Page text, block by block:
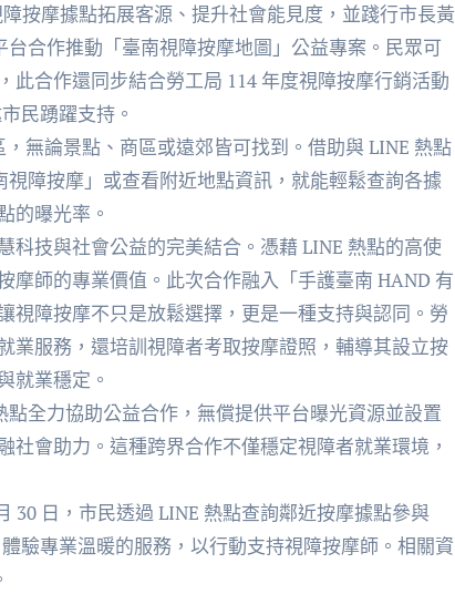
按摩據點拓展客源、提升社會能見度，並踐行市長黃
合作推動「臺南視障按摩地圖」公益專案。民眾可
合作還同步結合勞工局 114 年度視障按摩行銷活動
民踴躍支持。​
無論景點、商區或遠郊皆可找到。借助與 LINE 熱點
障按摩」或查看附近地點資訊，就能輕鬆查詢各據
的曝光率。​
科技與社會公益的完美結合。憑藉 LINE 熱點的高使
摩師的專業價值。此次合作融入「手護臺南 HAND 有
視障按摩不只是放鬆選擇，更是一種支持與認同。勞
業服務，還培訓視障者考取按摩證照，輔導其設立按
就業穩定。​
全力協助公益合作，無償提供平台曝光資源並設置
社會助力。這種跨界合作不僅穩定視障者就業環境，
30 日，市民透過 LINE 熱點查詢鄰近按摩據點參與
驗專業溫暖的服務，以行動支持視障按摩師。相關資